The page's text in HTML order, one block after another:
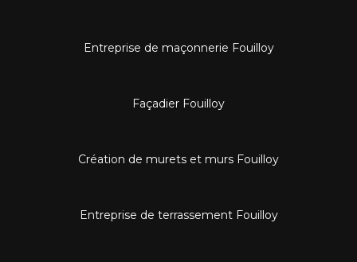
Entreprise de maçonnerie Fouilloy
Façadier Fouilloy
Création de murets et murs Fouilloy
Entreprise de terrassement Fouilloy